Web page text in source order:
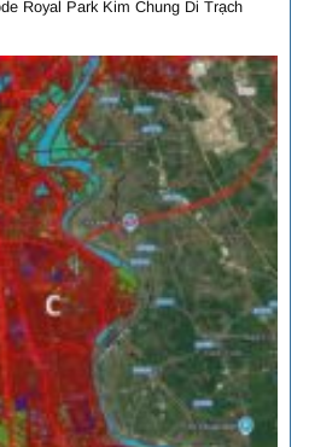
Royal Park Kim Chung Di Trạch